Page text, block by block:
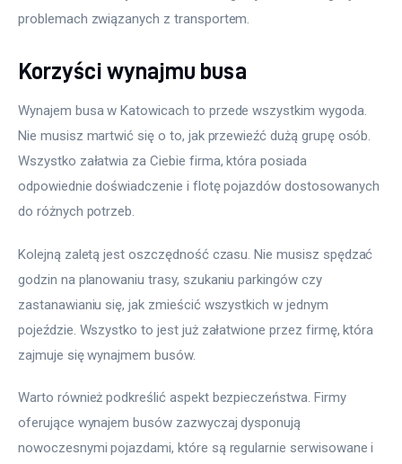
problemach związanych z transportem.
Korzyści wynajmu busa
Wynajem busa w Katowicach to przede wszystkim wygoda.
Nie musisz martwić się o to, jak przewieźć dużą grupę osób.
Wszystko załatwia za Ciebie firma, która posiada
odpowiednie doświadczenie i flotę pojazdów dostosowanych
do różnych potrzeb.
Kolejną zaletą jest oszczędność czasu. Nie musisz spędzać
godzin na planowaniu trasy, szukaniu parkingów czy
zastanawianiu się, jak zmieścić wszystkich w jednym
pojeździe. Wszystko to jest już załatwione przez firmę, która
zajmuje się wynajmem busów.
Warto również podkreślić aspekt bezpieczeństwa. Firmy
oferujące wynajem busów zazwyczaj dysponują
nowoczesnymi pojazdami, które są regularnie serwisowane i